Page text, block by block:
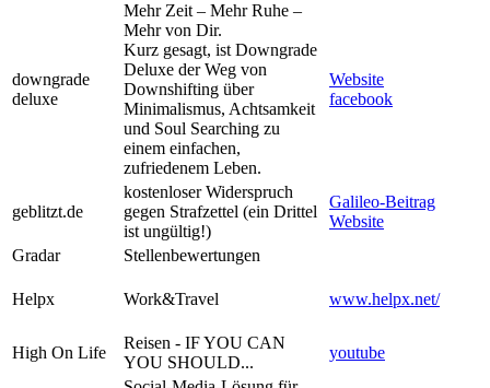
downgrade
deluxe
Mehr Zeit – Mehr Ruhe –
Mehr von Dir.
Kurz gesagt, ist Downgrade
Deluxe der Weg von
Downshifting über
Minimalismus, Achtsamkeit
und Soul Searching zu
einem einfachen,
zufriedenem Leben.
Website
facebook
geblitzt.de
kostenloser Widerspruch
gegen Strafzettel (ein Drittel
ist ungültig!)
Galileo-Beitrag
Website
Gradar
Stellenbewertungen
Helpx Work&Travel www.helpx.net/
High On Life
Reisen - IF YOU CAN
YOU SHOULD...
youtube